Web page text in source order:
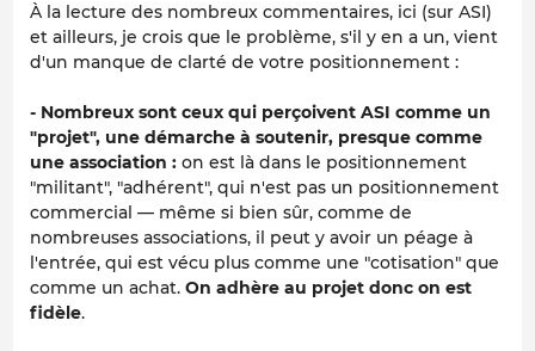
À la lecture des nombreux commentaires, ici (sur ASI)
et ailleurs, je crois que le problème, s'il y en a un, vient
d'un manque de clarté de votre positionnement :
- Nombreux sont ceux qui perçoivent ASI comme un
"projet", une démarche à soutenir, presque comme
une association : on est là dans le positionnement
"militant", "adhérent", qui n'est pas un positionnement
commercial — même si bien sûr, comme de
nombreuses associations, il peut y avoir un péage à
l'entrée, qui est vécu plus comme une "cotisation" que
comme un achat. On adhère au projet donc on est
fidèle.